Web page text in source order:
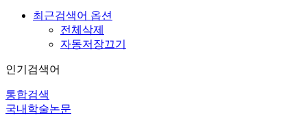
최근검색어 옵션
전체삭제
자동저장끄기
인기검색어
통합검색
국내학술논문